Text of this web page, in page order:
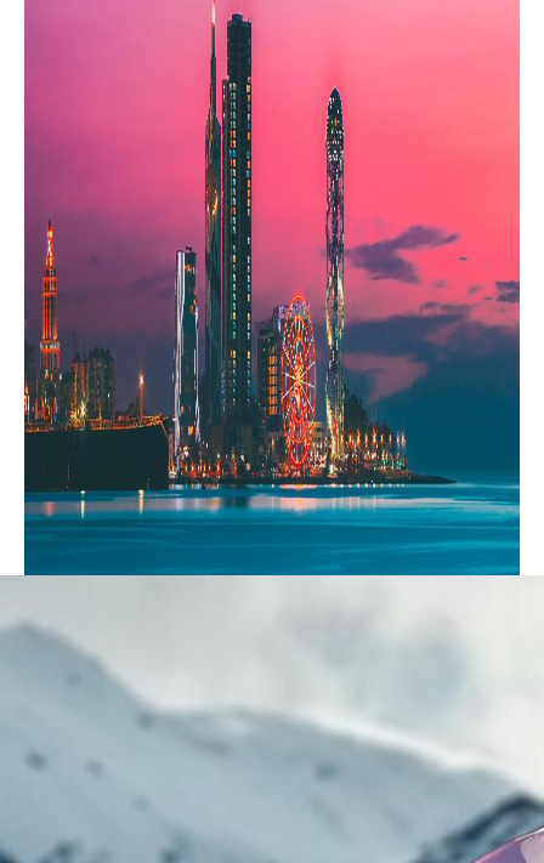
現代的な旅のアプローチ
若くダイナミックな会社として、私たちは旅行のトレン
ドを先取りし、最高のサービスを提供します。新しいア
イデアを積極的に取り入れ、旅行体験を向上させる変化
を素早く実装します。旅行者からのフィードバックは非